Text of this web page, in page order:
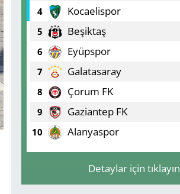
4 Kocaelispor
5 Beşiktaş
6 Eyüpspor
7 Galatasaray
8 Çorum FK
9 Gaziantep FK
10 Alanyaspor
Detaylar için tıklayın